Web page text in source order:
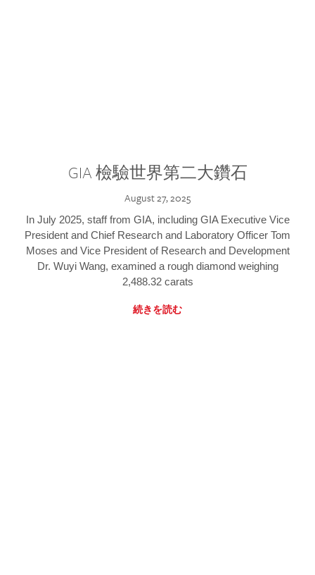
GIA 檢驗世界第二大鑽石
August 27, 2025
In July 2025, staff from GIA, including GIA Executive Vice
President and Chief Research and Laboratory Officer Tom
Moses and Vice President of Research and Development
Dr. Wuyi Wang, examined a rough diamond weighing
2,488.32 carats
続きを読む